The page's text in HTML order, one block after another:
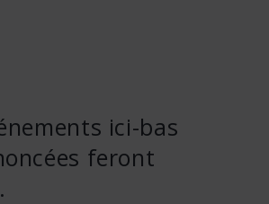
ici-bas
feront